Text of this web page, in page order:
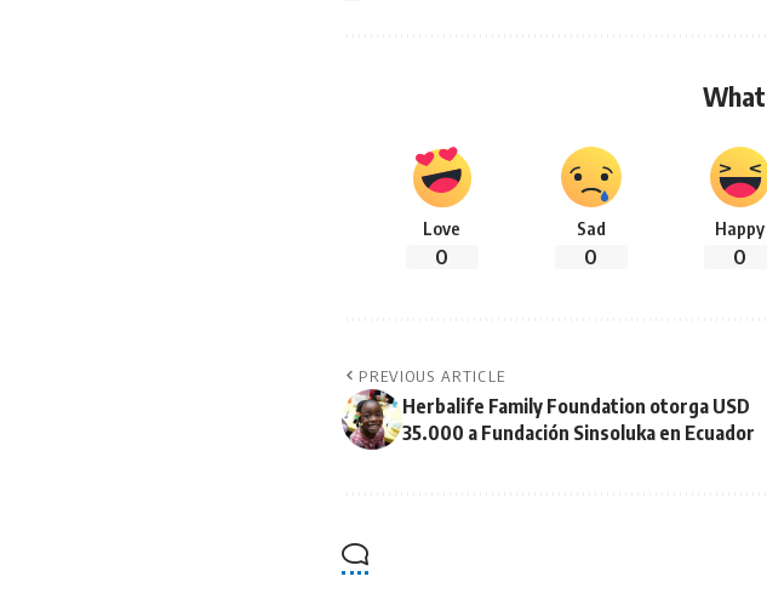
Love
0
Sad
0
Happy
0
PREVIOUS ARTICLE
Herbalife Family Foundation otorga USD
35.000 a Fundación Sinsoluka en Ecuador